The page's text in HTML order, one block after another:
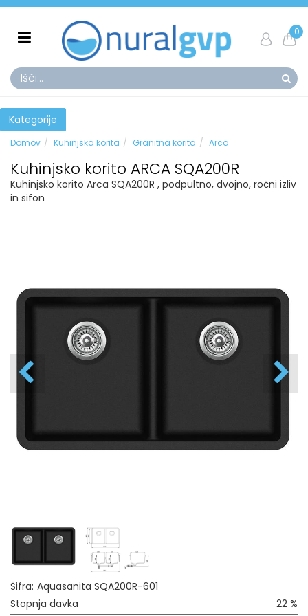
0
Kategorije
Domov Kuhinjska korita Granitna korita Arca
Kuhinjsko korito ARCA SQA200R
Kuhinjsko korito Arca SQA200R , podpultno, dvojno, ročni izliv
in sifon
Šifra: Aquasanita SQA200R-601
Stopnja davka
22 %